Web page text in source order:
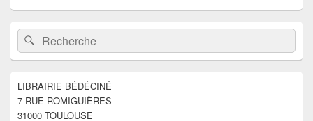
Zone
principale
de
widget
barre
latérale
Recherche :Rechercher
LIBRAIRIE BÉDÉCINÉ
7 RUE ROMIGUIÈRES
31000 TOULOUSE